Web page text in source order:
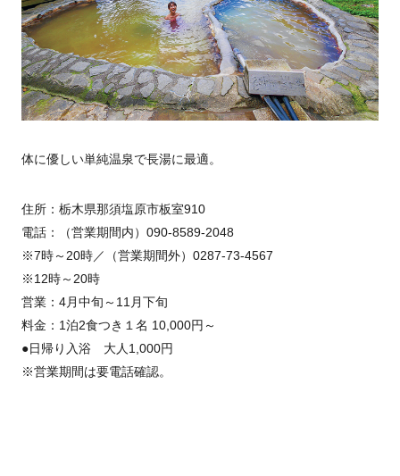
体に優しい単純温泉で長湯に最適。
住所：栃木県那須塩原市板室910
電話：（営業期間内）090-8589-2048
※7時～20時／（営業期間外）0287-73-4567
※12時～20時
営業：4月中旬～11月下旬
料金：1泊2食つき１名 10,000円～
●日帰り入浴 大人1,000円
※営業期間は要電話確認。